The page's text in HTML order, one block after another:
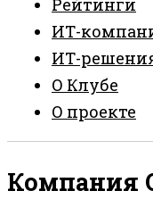
Рейтинги
ИТ-
ИТ-
О Клубе
О проекте
Компания